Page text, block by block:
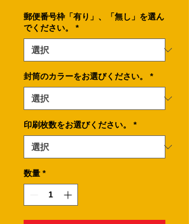
郵便番号枠「有り」、「無し」を選ん
でください。
*
封筒のカラーをお選びください。 *
印刷枚数をお選びください。 *
数量 *